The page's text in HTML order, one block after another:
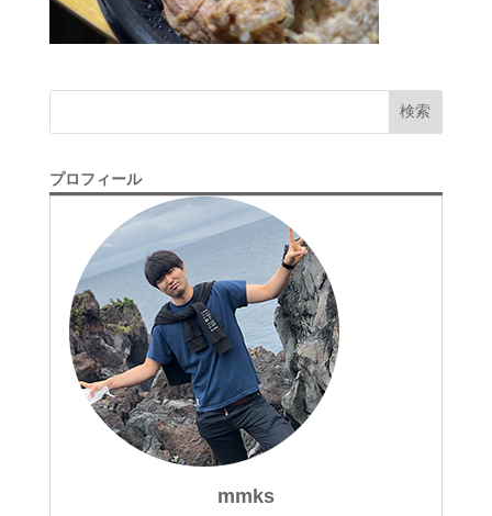
検索
プロフィール
mmks